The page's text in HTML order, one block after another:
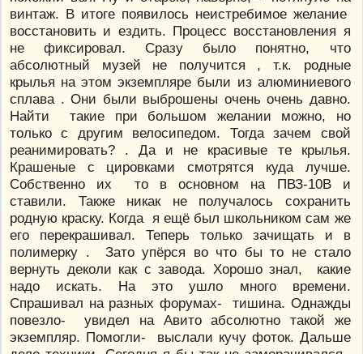
винтаж. В итоге появилось неистребимое желание
восстановить и ездить. Процесс восстановления я
не фиксировал. Сразу было понятно, что
абсолютный музей не получится , т.к. родные
крылья на этом экземпляре были из алюминиевого
сплава . Они были выброшены очень очень давно.
Найти такие при большом желании можно, но
только с другим велосипедом. Тогда зачем свой
реанимировать? . Да и не красивые те крылья.
Крашеные с цировками смотрятся куда лучше.
Собственно их то в основном на ПВЗ-10В и
ставили. Также никак не получалось сохранить
родную краску. Когда я ещё был школьником сам же
его перекрашивал. Теперь только зачищать и в
полимерку . Зато упёрся во что бы то не стало
вернуть деколи как с завода. Хорошо знал, какие
надо искать. На это ушло много времени.
Спрашивал на разных форумах- тишина. Однажды
повезло- увидел на Авито абсолютно такой же
экземпляр. Помогли- выслали кучу фоток. Дальше